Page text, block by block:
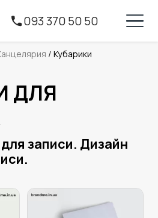
093 370 50 50
/ Кубарики
ДЛЯ
записи. Дизайн